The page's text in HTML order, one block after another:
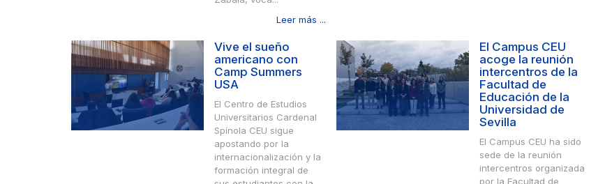
Leer más ...
Vive el sueño
americano con
Camp Summers
USA
El Centro de Estudios
Universitarios Cardenal
Spínola CEU sigue
apostando por la
internacionalización y la
formación integral de
El Campus CEU
acoge la reunión
intercentros de la
Facultad de
Educación de la
Universidad de
Sevilla
El Campus CEU ha sido
sede de la reunión
intercentros organizada
por la Facultad de